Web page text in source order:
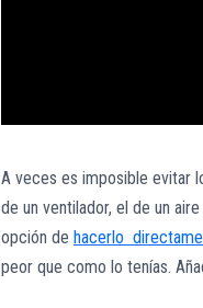
A veces es imposible evitar
de un ventilador, el de un
opción de hacerlo
peor que como lo tenías.